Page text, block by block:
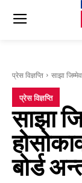
प्रेस विज्ञप्ति साझा
प्रेस विज्ञप्ति
साझा
बोर्ड